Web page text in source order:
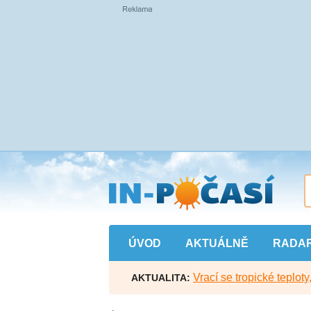
Přejít
na
hlavní
obsah
ÚVOD AKTUÁLNĚ
AKTUALITA: Vrací se tropické